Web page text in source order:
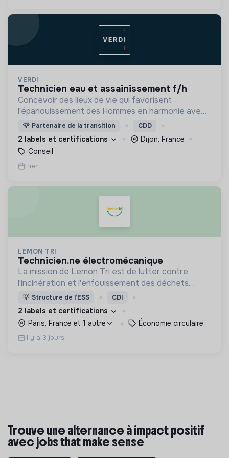
VERDI
technicien eau et assainissement f/h
Concevoir des lieux de vie qui favorisent
l'épanouissement des Hommes en harmonie avec
leur environnement.
💡 Partenaire de la transition CDD
2 labels et certifications
Dijon, France
Conseil
Hier
LEMON TRI
technicien.ne électromécanique
La mission de Lemon Tri est de lutter contre
l'incinération et l'enfouissement des déchets.
Adoptez les bons zestes à nos côtés !
💡 Structure de l’ESS CDI
2 labels et certifications
Paris, France et 1 autre
Économie circulaire
Il y a 3 jours
Trouve une alternance à impact positif
avec jobs that make sense